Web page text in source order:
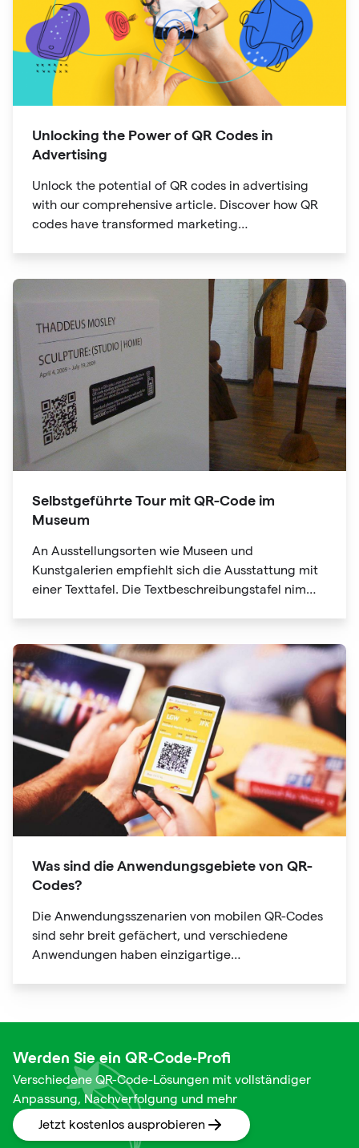
Unlocking the Power of QR Codes in
Advertising
Unlock the potential of QR codes in advertising
with our comprehensive article. Discover how QR
codes have transformed marketing
quick access and enhanced engagement offered
by QR codes, along with their tracking and
analytics capabilities.
Selbstgeführte Tour mit QR-Code im
Museum
An Ausstellungsorten wie Museen und
Kunstgalerien empfiehlt sich die Ausstattung mit
einer Texttafel. Die Textbeschreibungstafel nimmt
Code-Informationen können auch Website-Links
enthalten. Mit nur einem Klick erhalten Sie
weitere Informationen und "Lesbarkeit erweitern".
Was sind die Anwendungsgebiete von QR-
Codes?
Die Anwendungsszenarien von mobilen QR-Codes
sind sehr breit gefächert, und verschiedene
Anwendungen haben einzigartige
Werden Sie ein QR-Code-Profi
Verschiedene QR-Code-Lösungen mit vollständiger
Anpassung, Nachverfolgung und mehr
Jetzt kostenlos ausprobieren